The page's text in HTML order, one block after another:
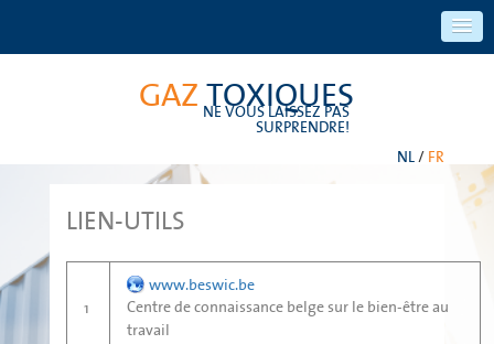
GAZTOXIQUES
NE VOUS LAISSEZ PAS
SURPRENDRE!
NL/FR
LIEN-UTILS
1
www.beswic.be
Centre de connaissance belge sur le bien-être au
travail